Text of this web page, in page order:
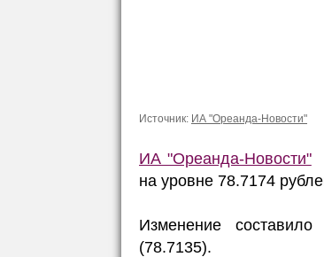
Источник: ИА "Ореанда-Новости"
ИА "Ореанда-Новости"
на уровне 78.7174
Изменение
(78.7135).